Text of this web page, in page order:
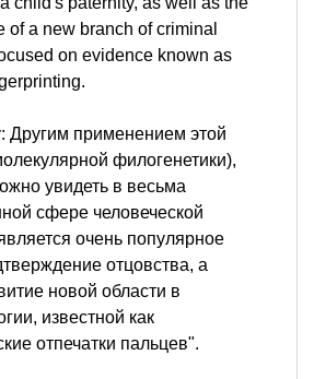
of a new branch of criminal
on evidence known as
Другим применением этой
филогенетики),
увидеть в весьма
сфере человеческой
очень популярное
отцовства, а
новой области в
известной как
отпечатки пальцев".